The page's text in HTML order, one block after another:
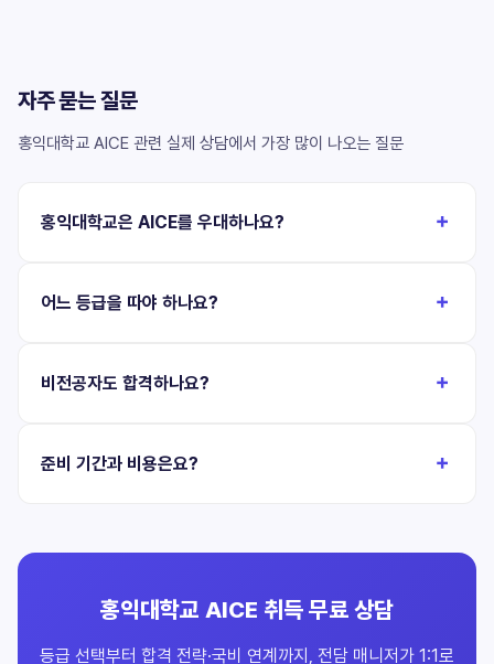
자주 묻는 질문
홍익대학교 AICE 관련 실제 상담에서 가장 많이 나오는 질문
홍익대학교은 AICE를 우대하나요?
어느 등급을 따야 하나요?
비전공자도 합격하나요?
준비 기간과 비용은요?
홍익대학교 AICE 취득 무료 상담
등급 선택부터 합격 전략·국비 연계까지, 전담 매니저가 1:1로